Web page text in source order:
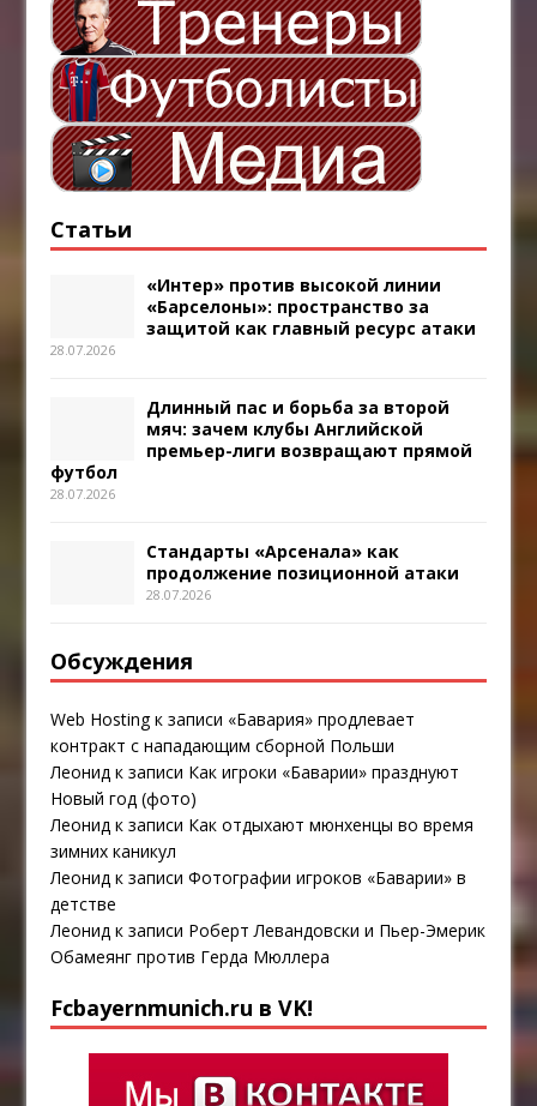
Статьи
«Интер» против высокой линии
«Барселоны»: пространство за
защитой как главный ресурс атаки
28.07.2026
Длинный пас и борьба за второй
мяч: зачем клубы Английской
премьер-лиги возвращают прямой
футбол
28.07.2026
Стандарты «Арсенала» как
продолжение позиционной атаки
28.07.2026
Обсуждения
Web Hostingк записи «Бавария» продлевает
контракт с нападающим сборной Польши
Леонид к записи Как игроки «Баварии» празднуют
Новый год (фото)
Леонид к записи Как отдыхают мюнхенцы во время
зимних каникул
Леонид к записиФотографии игроков «Баварии» в
детстве
Леонид к записи Роберт Левандовски и Пьер-Эмерик
Обамеянг против Герда Мюллера
Fcbayernmunich.ru в VK!